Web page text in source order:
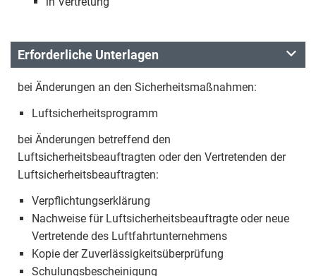
Erforderliche Unterlagen
bei Änderungen an den Sicherheitsmaßnahmen:
Luftsicherheitsprogramm
bei Änderungen betreffend den
Luftsicherheitsbeauftragten oder den Vertretenden der
Luftsicherheitsbeauftragten:
Verpflichtungserklärung
Nachweise für Luftsicherheitsbeauftragte oder neue
Vertretende des Luftfahrtunternehmens
Kopie der Zuverlässigkeitsüberprüfung
Schulungsbescheinigung